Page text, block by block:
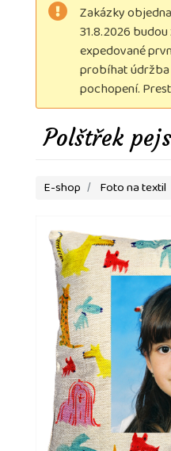
Zakázky
31.8.2026
expedované
probíhat
pochopení.
Polštřek
E-shop Foto na textil